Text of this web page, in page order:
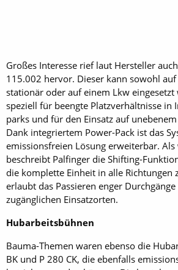
Großes Interesse rief laut Hersteller
115.002 hervor. Dieser kann sowohl
stationär oder auf einem Lkw eingesetzt
speziell für beengte Platzverhältnisse in
parks und für den Einsatz auf
Dank integriertem Power-Pack ist das
emissionsfreien Lösung erweiterbar.
beschreibt Palfinger die Shifting-
die komplette Einheit in alle Richtungen
erlaubt das Passieren enger
zugänglichen Einsatzorten.
Hubarbeitsbühnen
Bauma-Themen waren ebenso die
BK und P 280 CK, die ebenfalls